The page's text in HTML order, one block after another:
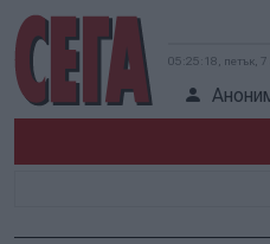
05:25:19, петък, 7